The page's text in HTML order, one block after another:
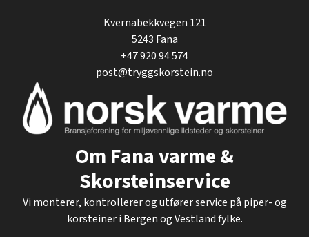
Kvernabekkvegen 121
5243 Fana
+47 920 94 574
post@tryggskorstein.no
Om Fana varme &
Skorsteinservice
Vi monterer, kontrollerer og utfører service på piper- og
korsteiner i Bergen og Vestland fylke.